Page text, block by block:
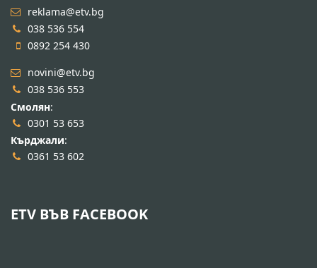
reklama@etv.bg
038 536 554
0892 254 430
novini@etv.bg
038 536 553
Смолян:
0301 53 653
Кърджали:
0361 53 602
ETV ВЪВ FACEBOOK